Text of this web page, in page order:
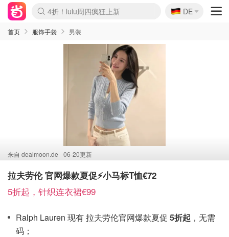
Boticinal 夏促开抢！
4折！lulu周四疯狂上新
还没结束！&OtherStories大促
Joybuy变相75折 随时失效
速领！Stanley独家85折
疑似霸哥！Camper额外叠85折
Zalando 奥莱闪促！每日更新
Moncler反季囤！5折起+叠9折
Coach Brooklyn仅€192
🇩🇪
DE
首页 服饰手袋 男装
来自 dealmoon.de 06-20更新
拉夫劳伦 官网爆款夏促⚡小马标T恤€72
5折起，针织连衣裙€99
Ralph Lauren 现有 拉夫劳伦官网爆款夏促 5折起 ，无需
码；